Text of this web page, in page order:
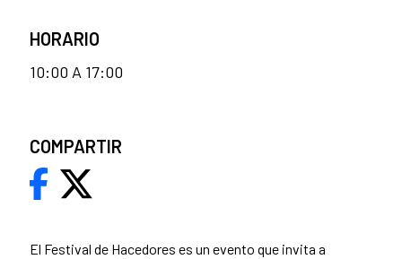
El Festival de Hacedores es un evento que invita a
HORARIO
10:00 A 17:00
COMPARTIR